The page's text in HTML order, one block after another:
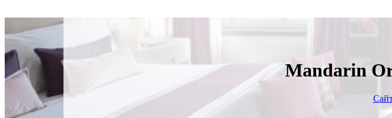
Mandarin